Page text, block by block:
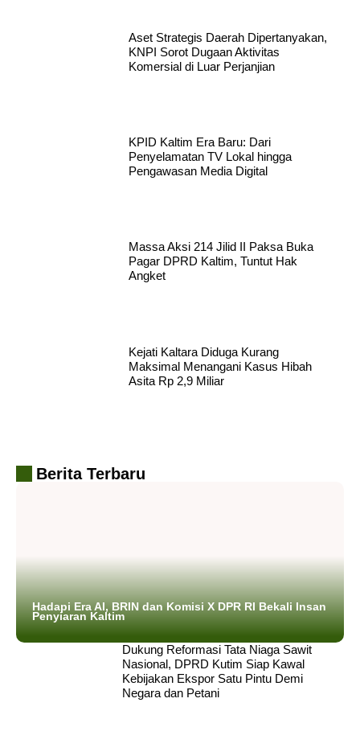
Aset Strategis Daerah Dipertanyakan,
KNPI Sorot Dugaan Aktivitas
Komersial di Luar Perjanjian
KPID Kaltim Era Baru: Dari
Penyelamatan TV Lokal hingga
Pengawasan Media Digital
Massa Aksi 214 Jilid II Paksa Buka
Pagar DPRD Kaltim, Tuntut Hak
Angket
Kejati Kaltara Diduga Kurang
Maksimal Menangani Kasus Hibah
Asita Rp 2,9 Miliar
Berita Terbaru
Hadapi Era AI, BRIN dan Komisi X DPR RI Bekali Insan
Penyiaran Kaltim
Dukung Reformasi Tata Niaga Sawit
Nasional, DPRD Kutim Siap Kawal
Kebijakan Ekspor Satu Pintu Demi
Negara dan Petani